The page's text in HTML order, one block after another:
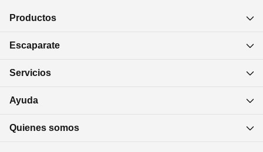
Productos
Escaparate
Servicios
Ayuda
Quienes somos